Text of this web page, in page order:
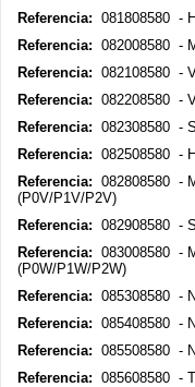
Referencia: 081808580 -
Referencia: 082008580 -
Referencia: 082108580 -
Referencia: 082208580 -
Referencia: 082308580 -
Referencia: 082508580 -
Referencia: 082808580 -
(P0V/P1V/P2V)
Referencia: 082908580 -
Referencia: 083008580 -
(P0W/P1W/P2W)
Referencia: 085308580 -
Referencia: 085408580 -
Referencia: 085508580 -
Referencia: 085608580 -